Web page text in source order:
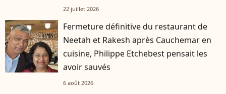
22 juillet 2026
Fermeture définitive du restaurant de
Neetah et Rakesh après Cauchemar en
cuisine, Philippe Etchebest pensait les
avoir sauvés
6 août 2026